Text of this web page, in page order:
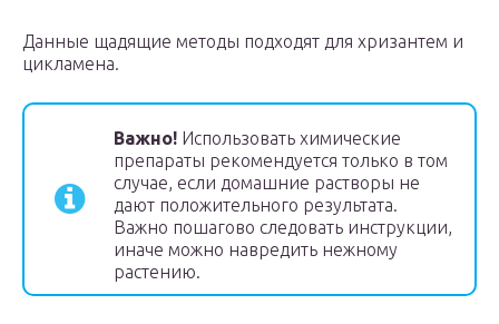
Данные щадящие методы подходят для хризантем и
цикламена.
Важно! Использовать химические
препараты рекомендуется только в том
случае, если домашние растворы не
дают положительного результата.
Важно пошагово следовать инструкции,
иначе можно навредить нежному
растению.